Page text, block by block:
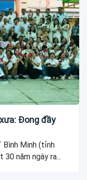
Đong đầy
Minh (tỉnh
30 năm ngày ra...